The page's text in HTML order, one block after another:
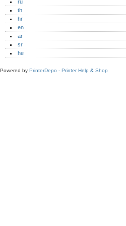
ru
th
hr
en
ar
sr
he
Powered by PrinterDepo - Printer Help & Shop